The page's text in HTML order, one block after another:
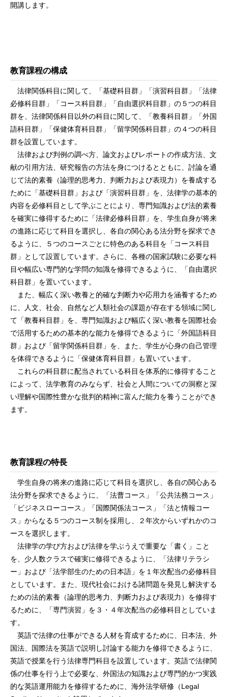
開講します。
教育課程の構成
法律関係科目に関して、「基礎科目群」「演習科目群」「法律
必修科目群」「コース科目群」「自由選択科目群」の５つの科目
群を、法律関係科目以外の科目に関して、「教養科目群」「外国
語科目群」「保健体育科目群」「留学関係科目群」の４つの科目
群を設置しています。
法律および判例の調べ方、論文およびレポートの作成方法、文
献の引用方法、研究報告の方法を身につけるとともに、討論を通
じて法的素養（論理的思考力、判断力および表現力）を養成する
ために「基礎科目群」および「演習科目群」を、法律学の基本的
内容を必修科目として学ぶことにより、専門知識および法的素養
を確実に修得するために「法律必修科目群」を、学生自身が将来
の進路に応じて科目を選択し、各自の関心ある法分野を探求でき
るように、５つのコースごとに特色のある科目を「コース科目
群」として設置しています。さらに、各種の国家試験に必要な科
目や幅広い専門的な学問の知識を修得できるように、「自由選択
科目群」を置いています。
また、幅広く深い教養と的確な判断力や応用力を涵養するため
に、人文、社会、自然など人類社会の課題が存在する領域に関し
て「教養科目群」を、専門知識および幅広く深い教養を国際社会
で活用するための基本的な能力を修得できるように「外国語科目
群」および「留学関係科目群」を、また、学生が心身の自己管理
を体得できるように「保健体育科目群」も置いています。
これらの科目群に配当されている科目を体系的に修得すること
によって、法学教育のみならず、社会と人間についての洞察と深
い理解や国際性豊かな批判的精神に富んだ能力を養うことができ
ます。
教育課程の特長
学生自身の将来の進路に応じて科目を選択し、各自の関心ある
法分野を探求できるように、「法曹コース」「公共法務コース」
「ビジネスローコース」「国際関係法コース」「法と情報コー
ス」からなる５つのコース制を採用し、２年次からいずれかのコ
ースを選択します。
法律学の学び方および法律を学ぶうえで重要な「書く」こと
を、少人数クラスで確実に修得できるように、「法律リテラシ
ー」および「法学部生のための日本語」を１年次配当の必修科目
としています。また、現代社会における諸問題を発見し解決する
ための法的素養（論理的思考力、判断力および表現力）を修得す
るために、「専門演習」を３・４年次配当の必修科目としていま
す。
英語で法律の仕事ができる人材を育成するために、日本法、外
国法、国際法を英語で説明し討論する能力を修得できるように、
英語で授業を行う法律専門科目を設置しています。英語で法律関
係の仕事を行う上で必要な、外国法の知識および専門的かつ実践
的な英語運用能力を修得するために、海外法学研修（Legal